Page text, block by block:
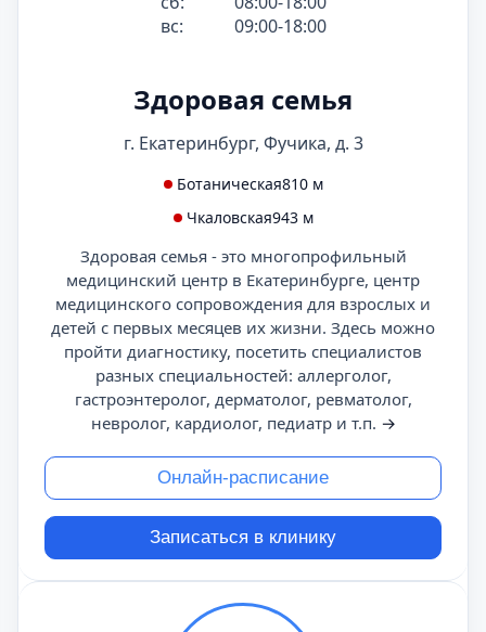
вс:
09:00-18:00
Здоровая семья
г. Екатеринбург, Фучика, д. 3
Ботаническая810 м
Чкаловская943 м
Здоровая семья - это многопрофильный
медицинский центр в Екатеринбурге, центр
медицинского сопровождения для взрослых и
детей с первых месяцев их жизни. Здесь можно
пройти диагностику, посетить специалистов
разных специальностей: аллерголог,
гастроэнтеролог, дерматолог, ревматолог,
невролог, кардиолог, педиатр и т.п. →
Онлайн-расписание
Записаться в клинику